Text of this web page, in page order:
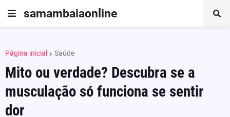
samambaiaonline
Página inicial Saúde
Mito ou verdade? Descubra se a
musculação só funciona se sentir
dor